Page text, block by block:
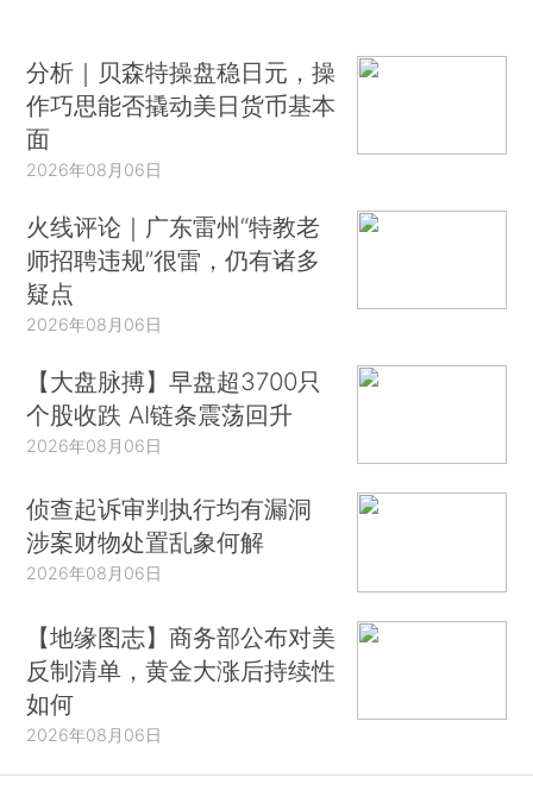
分析｜贝森特操盘稳日元，操
作巧思能否撬动美日货币基本
面
2026年08月06日
火线评论｜广东雷州“特教老
师招聘违规”很雷，仍有诸多
疑点
2026年08月06日
【大盘脉搏】早盘超3700只
个股收跌 AI链条震荡回升
2026年08月06日
侦查起诉审判执行均有漏洞
涉案财物处置乱象何解
2026年08月06日
【地缘图志】商务部公布对美
反制清单，黄金大涨后持续性
如何
2026年08月06日